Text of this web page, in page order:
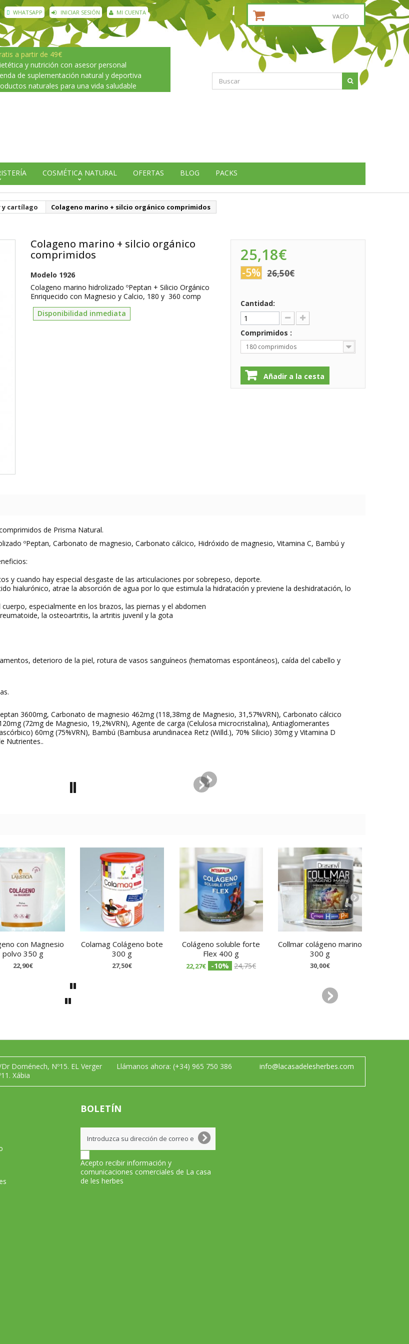
VACÍO
WHATSAPP INICIAR SESIÓN MI CUENTA
a partir de 49€
y nutrición con asesor personal
de suplementación natural y deportiva
naturales para una vida saludable
COSMÉTICA NATURAL OFERTAS BLOG PACKS
y cartílago Colageno marino + silcio orgánico comprimidos
Colageno marino + silcio orgánico
comprimidos
Modelo 1926
Colageno marino hidrolizado ºPeptan + Silicio Orgánico
Enriquecido con Magnesio y Calcio, 180 y 360 comp
Disponibilidad inmediata
25,18€
-5% 26,50€
Cantidad:
Comprimidos :
180 comprimidos
Añadir a la cesta
de Prisma Natural.
ºPeptan, Carbonato de magnesio, Carbonato cálcico, Hidróxido de magnesio, Vitamina C, Bambú y
y cuando hay especial desgaste de las articulaciones por sobrepeso, deporte.
hialurónico, atrae la absorción de agua por lo que estimula la hidratación y previene la deshidratación, lo
especialmente en los brazos, las piernas y el abdomen
la osteoartritis, la artritis juvenil y la gota
deterioro de la piel, rotura de vasos sanguíneos (hematomas espontáneos), caída del cabello y
3600mg, Carbonato de magnesio 462mg (118,38mg de Magnesio, 31,57%VRN), Carbonato cálcico
(72mg de Magnesio, 19,2%VRN), Agente de carga (Celulosa microcristalina), Antiaglomerantes
60mg (75%VRN), Bambú (Bambusa arundinacea Retz (Willd.), 70% Silicio) 30mg y Vitamina D
Nutrientes..
con Magnesio
polvo 350 g
22,90€
Colamag Colágeno bote
300 g
27,50€
Colágeno soluble forte
Flex 400 g
22,27€ -10% 24,75€
Collmar colágeno marino
300 g
30,00€
Doménech, Nº15. EL Verger
Xábia
Llámanos ahora: (+34) 965 750 386 info@lacasadelesherbes.com
BOLETÍN
Acepto recibir información y
comunicaciones comerciales de La casa
de les herbes